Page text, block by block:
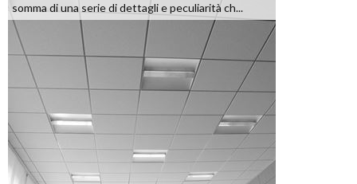
somma di una serie di dettagli e peculiarità ch...